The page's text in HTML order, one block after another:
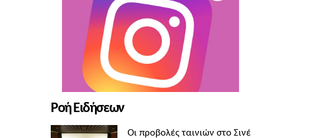
Ροή Ειδήσεων
Οι προβολές ταινιών στο Σινέ